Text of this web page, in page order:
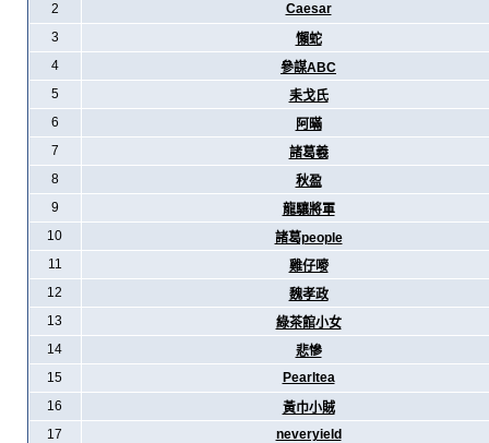
2
Caesar
3
懶蛇
4
參謀ABC
5
耒戈氏
6
阿暪
7
諸葛羲
8
秋盈
9
龍驤將軍
10
諸葛people
11
雞仔嘜
12
魏孝政
13
綠茶館小女
14
悲慘
15
Pearltea
16
黃巾小賊
17
neveryield